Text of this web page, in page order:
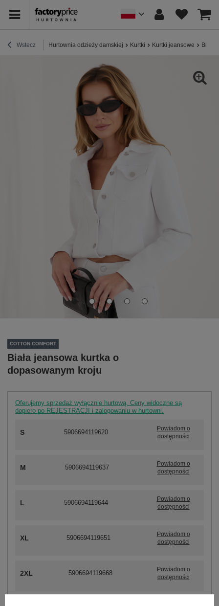
Wstecz Hurtownia odzieży damskiej Kurtki Kurtki jeansowe Biała
COTTON COMFORT
Biała jeansowa kurtka o
dopasowanym kroju
Oferujemy sprzedaż wyłącznie hurtową. Ceny widoczne są
dopiero po REJESTRACJI i zalogowaniu w hurtowni.
S 5906694119620
Powiadom o
dostępności
M 5906694119637
Powiadom o
dostępności
L 5906694119644
Powiadom o
dostępności
XL 5906694119651
Powiadom o
dostępności
2XL 5906694119668
Powiadom o
dostępności